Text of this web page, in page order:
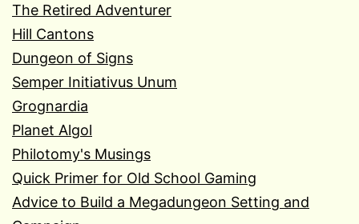
The Retired Adventurer
Hill Cantons
Dungeon of Signs
Semper Initiativus Unum
Grognardia
Planet Algol
Philotomy's Musings
Quick Primer for Old School Gaming
Advice to Build a Megadungeon Setting and